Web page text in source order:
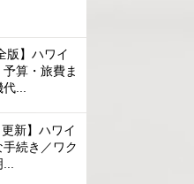
版】ハワイ
算・旅費ま
代...
更新】ハワイ
続き／ワク